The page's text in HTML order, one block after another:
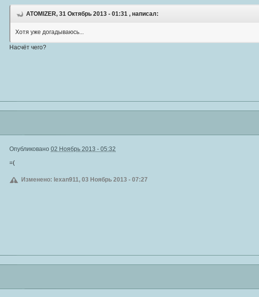
ATOMIZER, 31 Октябрь 2013 - 01:31 , написал:
Хотя уже догадываюсь...
Насчёт чего?
Опубликовано 02 Ноябрь 2013 - 05:32
=(
Изменено: lexan911, 03 Ноябрь 2013 - 07:27